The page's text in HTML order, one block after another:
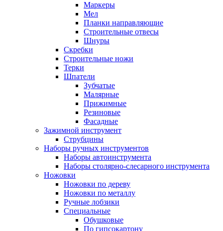
Маркеры
Мел
Планки направляющие
Строительные отвесы
Шнуры
Скребки
Строительные ножи
Терки
Шпатели
Зубчатые
Малярные
Прижимные
Резиновые
Фасадные
Зажимной инструмент
Струбцины
Наборы ручных инструментов
Наборы автоинструмента
Наборы столярно-слесарного инструмента
Ножовки
Ножовки по дереву
Ножовки по металлу
Ручные лобзики
Специальные
Обушковые
По гипсокартону